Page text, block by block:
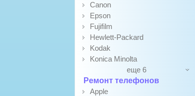
Canon
Epson
Fujifilm
Hewlett-Packard
Kodak
Konica Minolta
еще 6
Ремонт телефонов
Apple